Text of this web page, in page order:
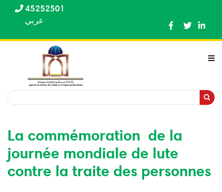
principal
45252501
عربي
Recherche
Recherche
La commémoration de la
journée mondiale de lute
contre la traite des personnes